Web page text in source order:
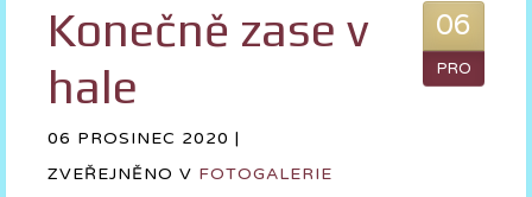
06
PRO
Konečně zase v
hale
06 PROSINEC 2020 |
ZVEŘEJNĚNO V FOTOGALERIE